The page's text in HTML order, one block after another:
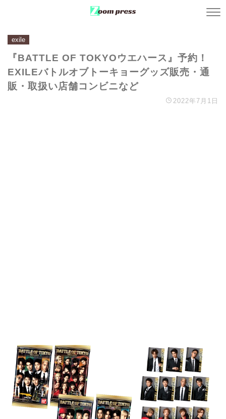
exile
『BATTLE OF TOKYOウエハース』予約！
EXILEバトルオブトーキョーグッズ販売・通
販・取扱い店舗コンビニなど
2022年7月1日